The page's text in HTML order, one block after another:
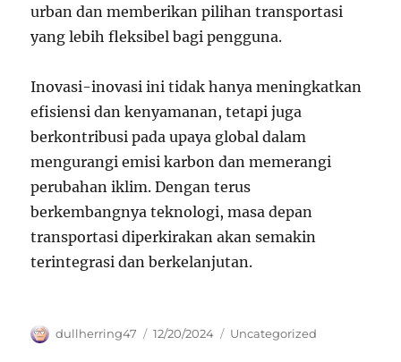
urban dan memberikan pilihan transportasi
yang lebih fleksibel bagi pengguna.
Inovasi-inovasi ini tidak hanya meningkatkan
efisiensi dan kenyamanan, tetapi juga
berkontribusi pada upaya global dalam
mengurangi emisi karbon dan memerangi
perubahan iklim. Dengan terus
berkembangnya teknologi, masa depan
transportasi diperkirakan akan semakin
terintegrasi dan berkelanjutan.
Author
dullherring47
Posted
12/20/2024 Categories
Uncategorized